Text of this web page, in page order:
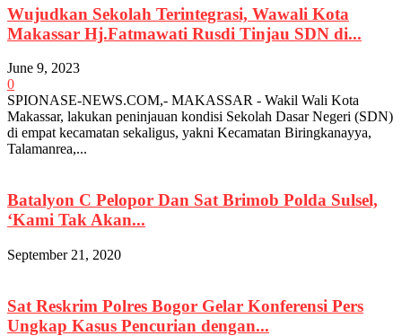
Wujudkan Sekolah Terintegrasi, Wawali Kota
Makassar Hj.Fatmawati Rusdi Tinjau SDN di...
June 9, 2023
0
SPIONASE-NEWS.COM,- MAKASSAR - Wakil Wali Kota
Makassar, lakukan peninjauan kondisi Sekolah Dasar Negeri (SDN)
di empat kecamatan sekaligus, yakni Kecamatan Biringkanayya,
Talamanrea,...
Batalyon C Pelopor Dan Sat Brimob Polda Sulsel,
‘Kami Tak Akan...
September 21, 2020
Sat Reskrim Polres Bogor Gelar Konferensi Pers
Ungkap Kasus Pencurian dengan...